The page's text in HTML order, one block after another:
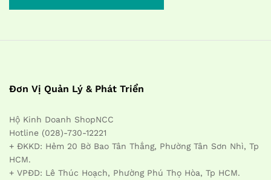
Đơn Vị Quản Lý & Phát Triển
Hộ Kinh Doanh ShopNCC
Hotline (028)-730-12221
+ ĐKKD: Hẻm 20 Bờ Bao Tân Thắng, Phường Tân Sơn Nhì, Tp
HCM.
+ VPĐD: Lê Thúc Hoạch, Phường Phú Thọ Hòa, Tp HCM.